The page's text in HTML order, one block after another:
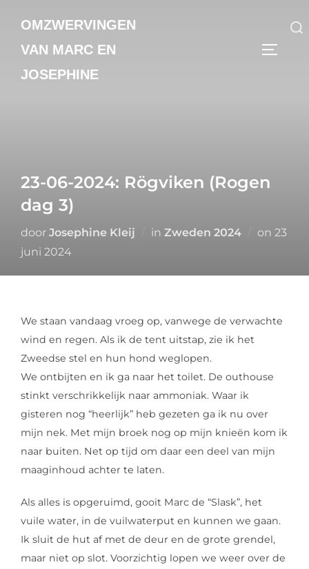
inhoud
OMZWERVINGEN
VAN MARC EN
JOSEPHINE
Zoek
23-06-2024: Rögviken (Rogen
dag 3)
door Josephine Kleij in Zweden 2024 on 23
juni 2024
We staan vandaag vroeg op, vanwege de verwachte
wind en regen. Als ik de tent uitstap, zie ik het
Zweedse stel en hun hond weglopen.
We ontbijten en ik ga naar het toilet. De outhouse
stinkt verschrikkelijk naar ammoniak. Waar ik
gisteren nog “heerlijk” heb gezeten ga ik nu over
mijn nek. Met mijn broek nog op mijn knieën kom ik
naar buiten. Net op tijd om daar een deel van mijn
maaginhoud achter te laten.
Als alles is opgeruimd, gooit Marc de “Slask”, het
vuile water, in de vuilwaterput en kunnen we gaan.
Ik sluit de hut af met de deur en de grote grendel,
maar niet op slot. Voorzichtig lopen we weer over de